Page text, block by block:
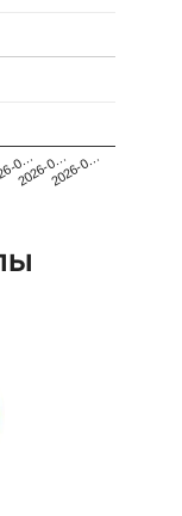
0…
2026-0…2026-0…